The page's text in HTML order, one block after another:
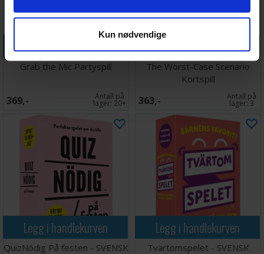
Kun nødvendige
Legg i handlekurven
Grab the Mic Partyspill
369,- Antall på
lager: 20+
Legg i handlekurven
The Worst-Case Scenario
Kortspill
363,- Antall på
lager:3
Legg i handlekurven
QuizNödig På festen - SVENSK
Legg i handlekurven
Tvärtomspelet - SVENSK